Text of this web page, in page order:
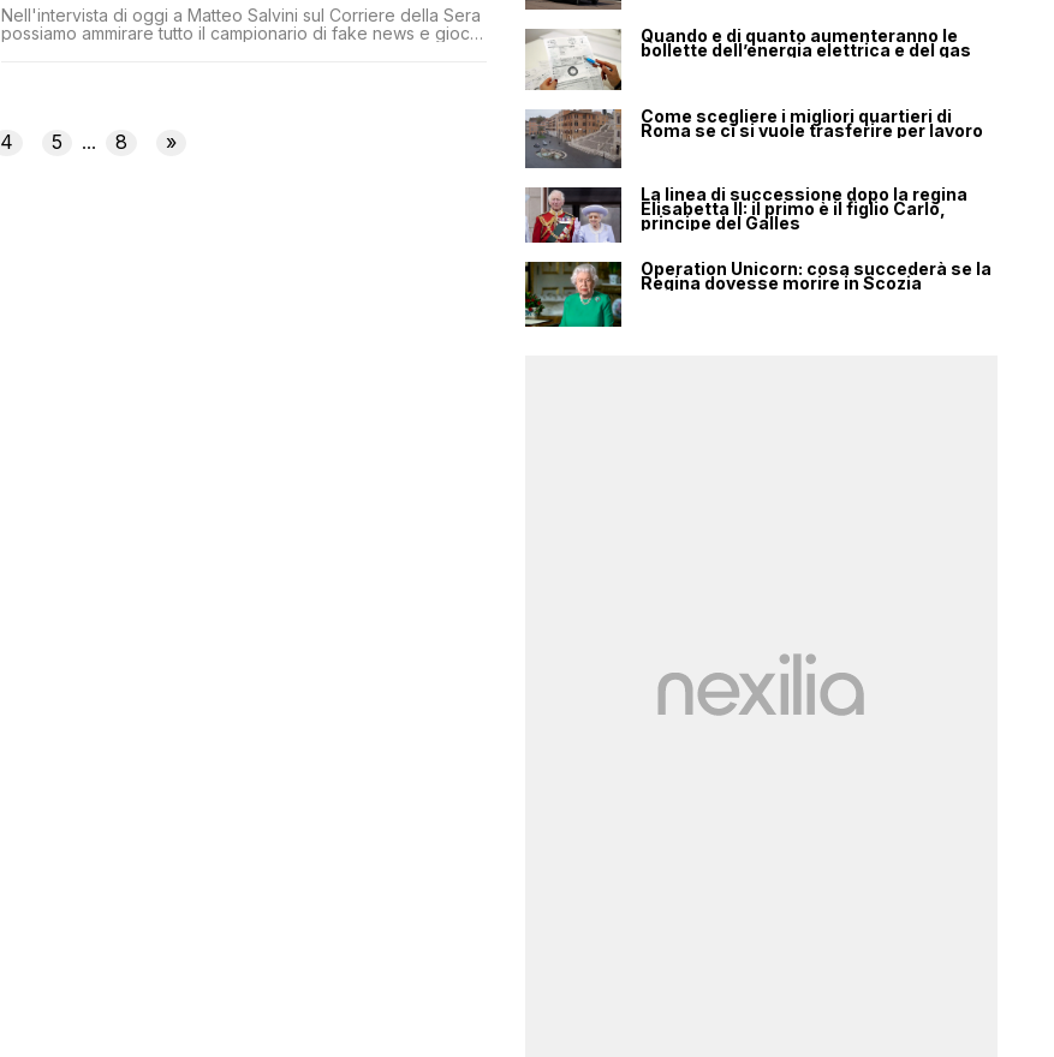
Nell'intervista di oggi a Matteo Salvini sul Corriere della Sera
possiamo ammirare tutto il campionario di fake news e giochi
4 5 ... 8 »
Quando e di quanto aumenteranno le
bollette dell’energia elettrica e del gas
Come scegliere i migliori quartieri di
Roma se ci si vuole trasferire per lavoro
La linea di successione dopo la regina
Elisabetta II: il primo è il figlio Carlo,
principe del Galles
Operation Unicorn: cosa succederà se la
Regina dovesse morire in Scozia